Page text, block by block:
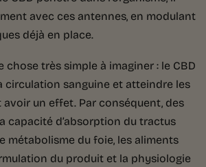
avec ces antennes, en modulant
déjà en place.
chose très simple à imaginer : le CBD
circulation sanguine et atteindre les
un effet. Par conséquent, des
capacité d’absorption du tractus
métabolisme du foie, les aliments
du produit et la physiologie